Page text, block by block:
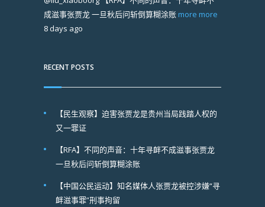
成滋事张贾龙 一旦秋后问斩倒算糊涂账 more more
8 days ago
RECENT POSTS
【民生观察】迫害张贾龙是贵州当局践踏人权的
又一罪证
【RFA】不同的声音：十年寻衅不成滋事张贾龙
一旦秋后问斩倒算糊涂账
【中国公民运动】知名媒体人张贾龙被控涉嫌“寻
衅滋事罪”刑事拘留